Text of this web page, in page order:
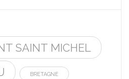
SAINT MICHEL
BRETAGNE